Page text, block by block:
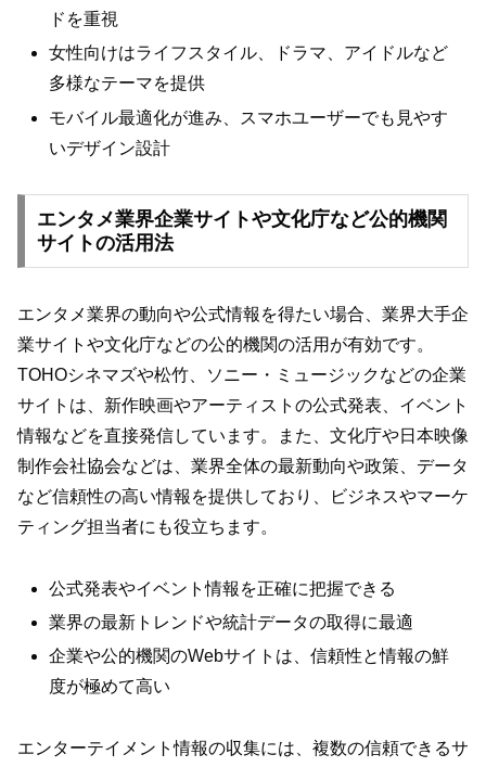
ドを重視
女性向けはライフスタイル、ドラマ、アイドルなど
多様なテーマを提供
モバイル最適化が進み、スマホユーザーでも見やす
いデザイン設計
エンタメ業界企業サイトや文化庁など公的機関
サイトの活用法
エンタメ業界の動向や公式情報を得たい場合、業界大手企
業サイトや文化庁などの公的機関の活用が有効です。
TOHOシネマズや松竹、ソニー・ミュージックなどの企業
サイトは、新作映画やアーティストの公式発表、イベント
情報などを直接発信しています。また、文化庁や日本映像
制作会社協会などは、業界全体の最新動向や政策、データ
など信頼性の高い情報を提供しており、ビジネスやマーケ
ティング担当者にも役立ちます。
公式発表やイベント情報を正確に把握できる
業界の最新トレンドや統計データの取得に最適
企業や公的機関のWebサイトは、信頼性と情報の鮮
度が極めて高い
エンターテイメント情報の収集には、複数の信頼できるサ